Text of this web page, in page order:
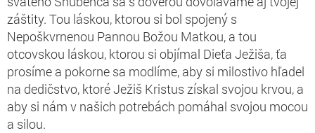
záštity. Tou láskou, ktorou si bol spojený s
Nepoškvrnenou Pannou Božou Matkou, a tou
otcovskou láskou, ktorou si objímal Dieťa Ježiša, ťa
prosíme a pokorne sa modlíme, aby si milostivo hľadel
na dedičstvo, ktoré Ježiš Kristus získal svojou krvou, a
aby si nám v našich potrebách pomáhal svojou mocou
a silou.